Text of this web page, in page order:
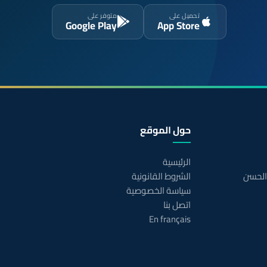
تحميل على
App Store
متوفر على
Google Play
حول الموقع
الرئيسية
الشروط القانونية
سياسة الخصوصية
اتصل بنا
En français